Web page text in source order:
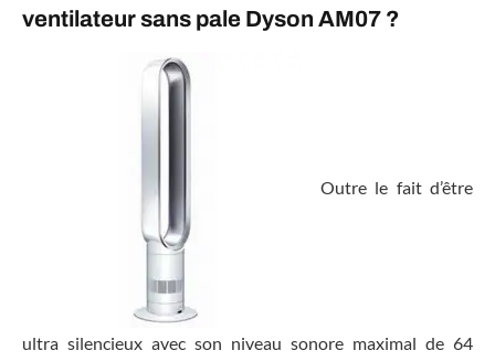
ventilateur sans pale Dyson AM07 ?
Outre le fait d’être
ultra silencieux avec son niveau sonore maximal de 64